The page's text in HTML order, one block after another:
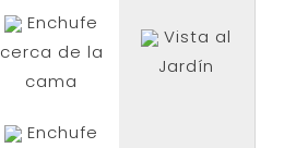
Enchufe
cerca de la
cama
Vista al
Jardín
Enchufe